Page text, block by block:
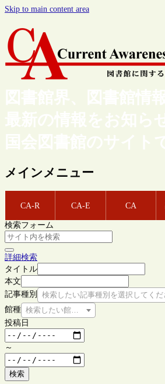
Skip to main content area
図書館界、図書館情
最新の情報をお知ら
国会図書館のサイト
メインメニュー
CA-R CA-E CA
検索フォーム
詳細検索
タイトル
本文
記事種別
検索したい記事種別を選択してくだ
館種 検索したい館種を選択してください
投稿日
～
検索